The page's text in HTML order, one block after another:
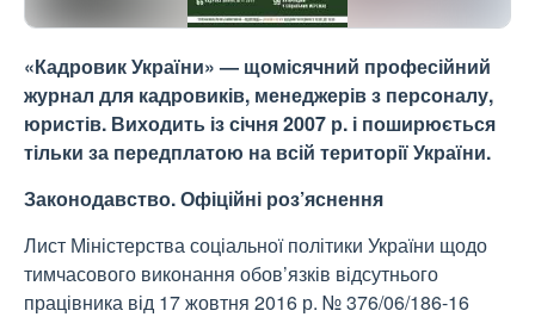
«Кадровик України» — щомісячний професійний
журнал для кадровиків, менеджерів з персоналу,
юристів. Виходить із січня 2007 р. і поширюється
тільки за передплатою на всій території України.
Законодавство. Офіційні роз’яснення
Лист Міністерства соціальної політики України щодо
тимчасового виконання обов’язків відсутнього
працівника від 17 жовтня 2016 р. № 376/06/186-16